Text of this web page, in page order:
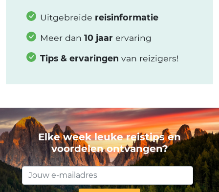
Uitgebreide reisinformatie
Meer dan 10 jaar ervaring
Tips & ervaringen van reizigers!
Elke week leuke reistips en
voordelen ontvangen?